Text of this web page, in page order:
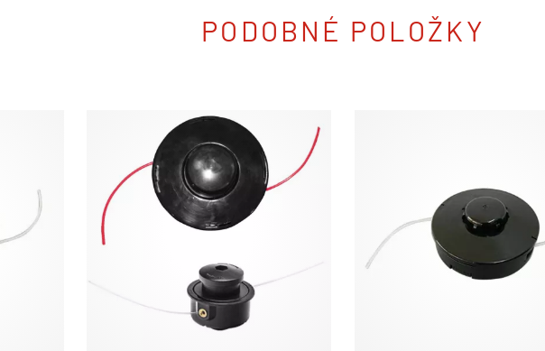
PODOBNÉ POLOŽKY